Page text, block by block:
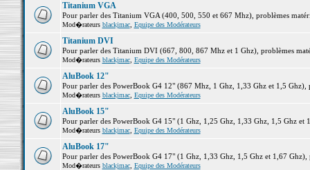
Titanium VGA
Pour parler des Titanium VGA (400, 500, 550 et 667 Mhz), problèmes
Mod�rateurs blackjmac, Equipe des Modérateurs
Titanium DVI
Pour parler des Titanium DVI (667, 800, 867 Mhz et 1 Ghz), problèmes
Mod�rateurs blackjmac, Equipe des Modérateurs
AluBook 12"
Pour parler des PowerBook G4 12" (867 Mhz, 1 Ghz, 1,33 Ghz et 1,5 Ghz),
Mod�rateurs blackjmac, Equipe des Modérateurs
AluBook 15"
Pour parler des PowerBook G4 15" (1 Ghz, 1,25 Ghz, 1,33 Ghz, 1,5 Ghz et
Mod�rateurs blackjmac, Equipe des Modérateurs
AluBook 17"
Pour parler des PowerBook G4 17" (1 Ghz, 1,33 Ghz, 1,5 Ghz et 1,67 Ghz),
Mod�rateurs blackjmac, Equipe des Modérateurs